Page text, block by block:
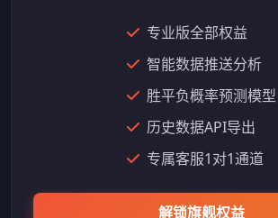
专业版全部权益
智能数据推送分析
胜平负概率预测模型
历史数据API导出
专属客服1对1通道
解锁旗舰权益